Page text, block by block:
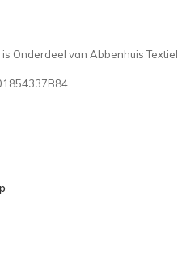
Onderdeel van Abbenhuis Textiel